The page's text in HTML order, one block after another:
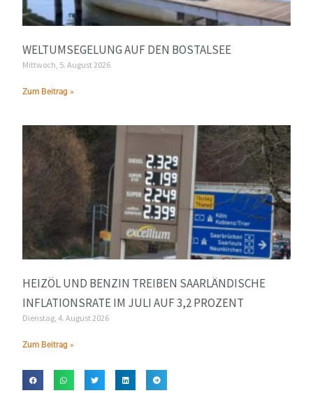
WELTUMSEGELUNG AUF DEN BOSTALSEE
Mittwoch, 5. August 2026
Zum Beitrag »
HEIZÖL UND BENZIN TREIBEN SAARLÄNDISCHE
INFLATIONSRATE IM JULI AUF 3,2 PROZENT
Dienstag, 4. August 2026
Zum Beitrag »